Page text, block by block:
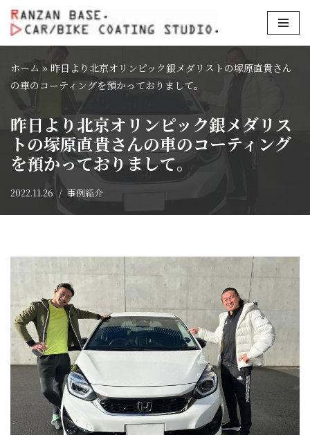
コ
テ
ン
へ
ス
キ
ッ
プ
ホーム » 昨日より北京オリンピック銀メダリストの塚原直貴さん
の車のコーティングを預かっておりまして。
昨日より北京オリンピック銀メダリス
トの塚原直貴さんの車のコーティング
を預かっておりまして。
2022.11.26 事例紹介